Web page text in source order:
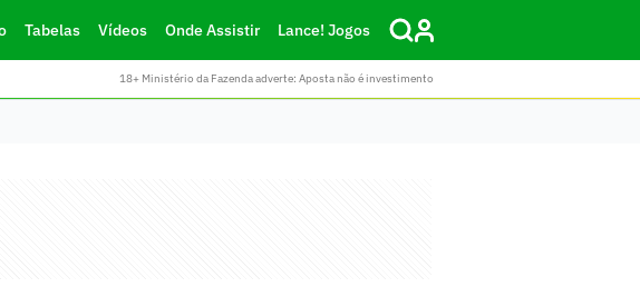
Tabelas Vídeos Onde Assistir Lance! Jogos
18+ Ministério da Fazenda adverte: Aposta não é investimento